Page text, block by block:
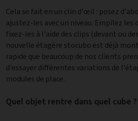
Cela se fait en un clin d'œil : posez
ajustez-les avec un niveau. Empilez
fixez-les à l'aide des clips (devant ou
nouvelle étagère stocubo est déjà
rapide que beaucoup de nos clients
d'essayer différentes variations de
modules de place.
Quel objet rentre dans quel cube ?